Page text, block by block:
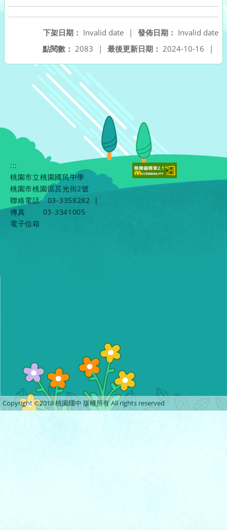
發佈日期： Invalid date
下架日期： Invalid date
|
最後更新日期： 2024-10-16 |
點閱數： 2083 |
:::
桃園市立桃園國民中學
桃園市桃園區莒光街2號
聯絡電話
03-3358282
|
傳真
03-3341005
電子信箱
Copyright ©2018 桃園國中 版權所有 All rights reserved